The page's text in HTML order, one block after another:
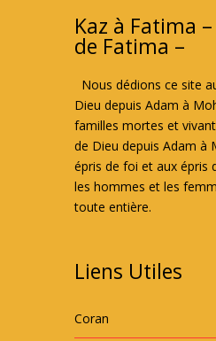
Kaz à Fatima
de Fatima –
Nous dédions ce site
Dieu depuis Adam à
familles mortes et
de Dieu depuis Adam à
épris de foi et aux épris
les hommes et les
toute entière.
Liens Utiles
Coran